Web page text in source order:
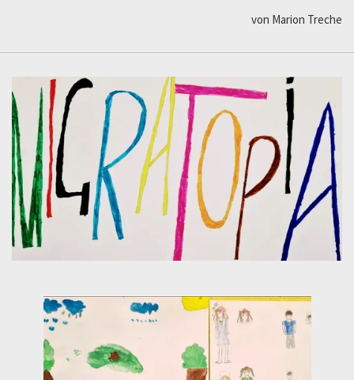
von Marion Treche